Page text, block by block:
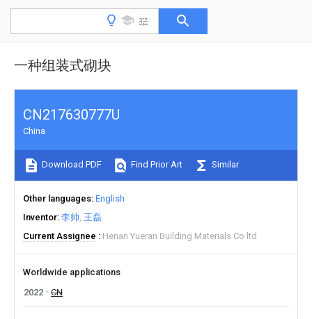
一种组装式砌块
CN217630777U
China
Download PDF Find Prior Art Similar
Other languages English
Inventor 李帅 王磊
Current Assignee
Henan Yueran Building Materials Co ltd
Worldwide applications
2022
CN